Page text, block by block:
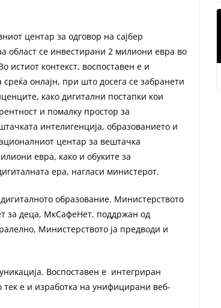
центар за одговор на сајбер
област се инвестирани 2 милиони евра во
истиот контекст, воспоставен е и
онлајн, при што досега се забранети
како дигитални постапки кои
и помалку простор за
интелигенција, образованието и
центар за вештачка
евра, како и обуките за
ера, нагласи министерот.
образование. Министерството
за деца, МкСафеНет, поддржан од
Министерството ја предводи и
Воспоставен е интегриран
тек е и изработка на унифицирани веб-